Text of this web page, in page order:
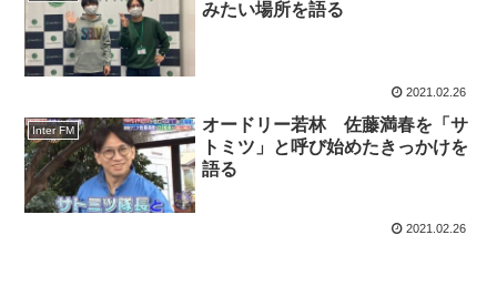
みたい場所を語る
2021.02.26
Inter FM
オードリー若林 佐藤満春を「サ
トミツ」と呼び始めたきっかけを
語る
2021.02.26